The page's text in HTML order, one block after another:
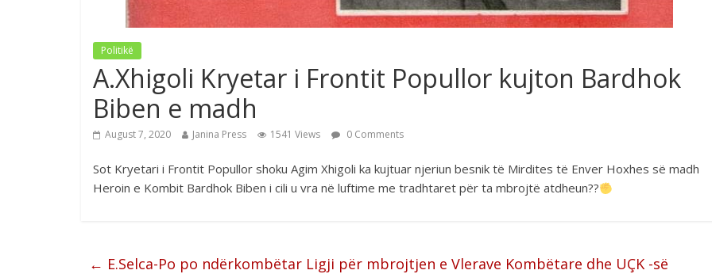
Politikë
A.Xhigoli Kryetar i Frontit Popullor kujton Bardhok
Biben e madh
August 7, 2020 Janina Press 1541 Views 0 Comments
Sot Kryetari i Frontit Popullor shoku Agim Xhigoli ka kujtuar njeriun besnik të Mirdites të Enver Hoxhes së madh
Heroin e Kombit Bardhok Biben i cili u vra në luftime me tradhtaret për ta mbrojtë atdheun??
← E.Selca-Po po ndërkombëtar Ligji për mbrojtjen e Vlerave Kombëtare dhe UÇK -së